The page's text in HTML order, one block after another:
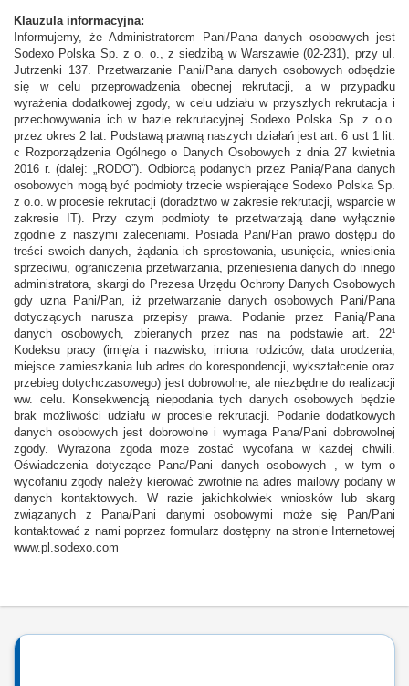
Klauzula informacyjna:
Informujemy, że Administratorem Pani/Pana danych osobowych jest
Sodexo Polska Sp. z o. o., z siedzibą w Warszawie (02-231), przy ul.
Jutrzenki 137. Przetwarzanie Pani/Pana danych osobowych odbędzie
się w celu przeprowadzenia obecnej rekrutacji, a w przypadku
wyrażenia dodatkowej zgody, w celu udziału w przyszłych rekrutacja i
przechowywania ich w bazie rekrutacyjnej Sodexo Polska Sp. z o.o.
przez okres 2 lat. Podstawą prawną naszych działań jest art. 6 ust 1 lit.
c Rozporządzenia Ogólnego o Danych Osobowych z dnia 27 kwietnia
2016 r. (dalej: „RODO”). Odbiorcą podanych przez Panią/Pana danych
osobowych mogą być podmioty trzecie wspierające Sodexo Polska Sp.
z o.o. w procesie rekrutacji (doradztwo w zakresie rekrutacji, wsparcie w
zakresie IT). Przy czym podmioty te przetwarzają dane wyłącznie
zgodnie z naszymi zaleceniami. Posiada Pani/Pan prawo dostępu do
treści swoich danych, żądania ich sprostowania, usunięcia, wniesienia
sprzeciwu, ograniczenia przetwarzania, przeniesienia danych do innego
administratora, skargi do Prezesa Urzędu Ochrony Danych Osobowych
gdy uzna Pani/Pan, iż przetwarzanie danych osobowych Pani/Pana
dotyczących narusza przepisy prawa. Podanie przez Panią/Pana
danych osobowych, zbieranych przez nas na podstawie art. 22¹
Kodeksu pracy (imię/a i nazwisko, imiona rodziców, data urodzenia,
miejsce zamieszkania lub adres do korespondencji, wykształcenie oraz
przebieg dotychczasowego) jest dobrowolne, ale niezbędne do realizacji
ww. celu. Konsekwencją niepodania tych danych osobowych będzie
brak możliwości udziału w procesie rekrutacji. Podanie dodatkowych
danych osobowych jest dobrowolne i wymaga Pana/Pani dobrowolnej
zgody. Wyrażona zgoda może zostać wycofana w każdej chwili.
Oświadczenia dotyczące Pana/Pani danych osobowych , w tym o
wycofaniu zgody należy kierować zwrotnie na adres mailowy podany w
danych kontaktowych. W razie jakichkolwiek wniosków lub skarg
związanych z Pana/Pani danymi osobowymi może się Pan/Pani
kontaktować z nami poprzez formularz dostępny na stronie Internetowej
www.pl.sodexo.com